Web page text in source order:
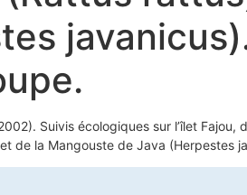
Suivis écologiques sur l’îlet
de la Mangouste de Java (Herpestes